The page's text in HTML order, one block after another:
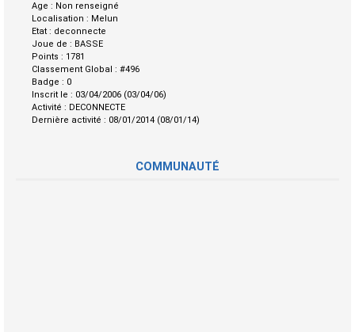
Age : Non renseigné
Localisation : Melun
Etat : deconnecte
Joue de : BASSE
Points : 1781
Classement Global : #496
Badge : 0
Inscrit le : 03/04/2006 (03/04/06)
Activité : DECONNECTE
Dernière activité : 08/01/2014 (08/01/14)
COMMUNAUTÉ